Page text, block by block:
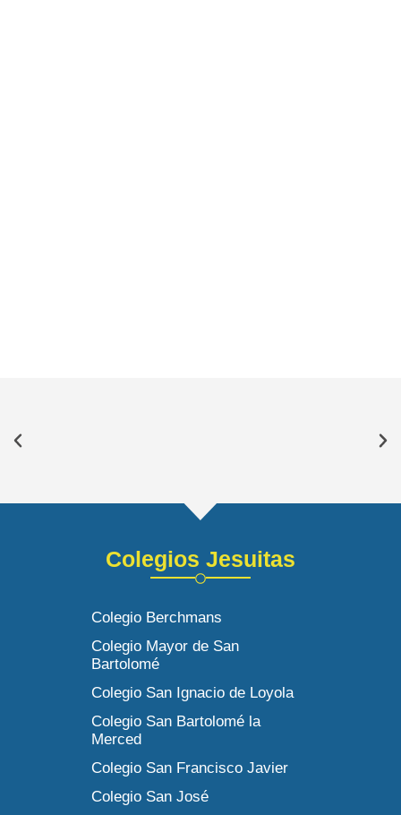
Colegios Jesuitas
Colegio Berchmans
Colegio Mayor de San
Bartolomé
Colegio San Ignacio de Loyola
Colegio San Bartolomé la
Merced
Colegio San Francisco Javier
Colegio San José